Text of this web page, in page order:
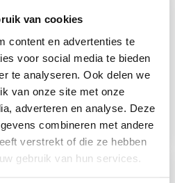
van cookies
content en advertenties te
voor social media te bieden
te analyseren. Ook delen we
van onze site met onze
adverteren en analyse. Deze
combineren met andere
verstrekt of die ze hebben
gebruik van hun services.
Sky Ergo lichtgewicht
rolstoel (verstelbare
handvatten)
269,-